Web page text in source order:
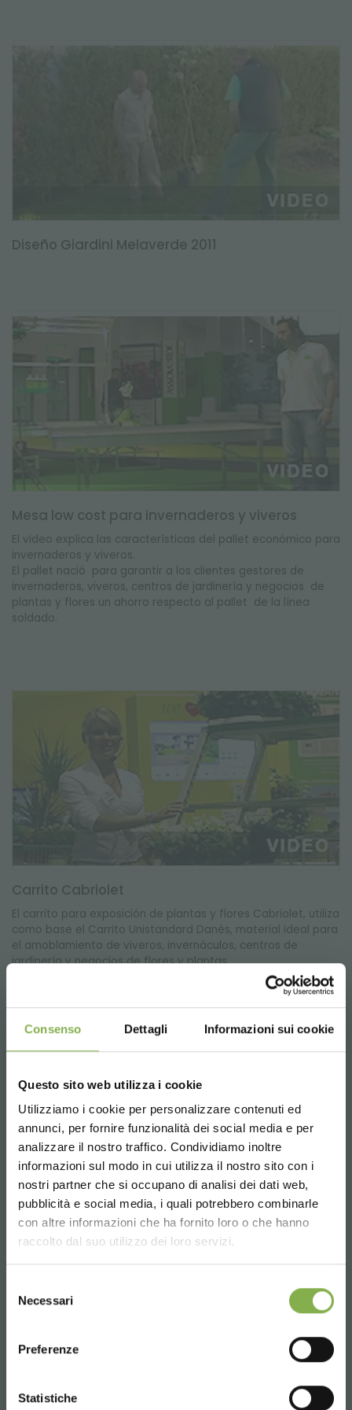
Consenso Dettagli Informazioni sui cookie
Questo sito web utilizza i cookie
Utilizziamo i cookie per personalizzare contenuti ed
annunci, per fornire funzionalità dei social media e per
analizzare il nostro traffico. Condividiamo inoltre
informazioni sul modo in cui utilizza il nostro sito con i
nostri partner che si occupano di analisi dei dati web,
pubblicità e social media, i quali potrebbero combinarle
con altre informazioni che ha fornito loro o che hanno
raccolto dal suo utilizzo dei loro servizi.
delNecessari
Preferenze
Statistiche
Diseño Giardini Melaverde 2011
Mesa low cost para invernaderos y viveros
El video explica las características del pallet económico para
invernaderos y viveros.
El pallet nació para garantir a los clientes gestores de
invernaderos, viveros, centros de jardinería y negocios de
plantas y flores un ahorro respecto al pallet de la línea
soldado.
Carrito Cabriolet
El carrito para exposición de plantas y flores Cabriolet, utiliza
como base el Carrito Unistandard Danés, material ideal para
el amoblamiento de viveros, invernáculos, centros de
jardinería y negocios de flores y plantas.
Confindustria Mantova y Organizzazione
Orlandelli
cultura empresarial, cree en el espíritu Asociativo siendo en
el ámbito del sector Florovivaístico asociada a Conaflor
Choose the country you are in and your
language for a better browsing experience
¡ENTRA EN NUESTRO
MUNDO!
Un pequeño detalle para ti...
5 % de descuentoen tu primer pedido *
2 % de descuento siempreen todas tus
compras futuras *
15.000 €
(selecciona la opción Newsletter durante el